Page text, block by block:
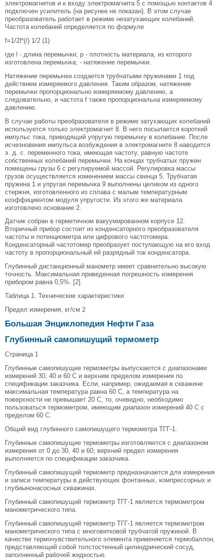
электромагнитов и к входу электромагнита 5 с помощью контактов 4
подключен усилитель (на рисунке не показан). В этом случае
преобразователь работает в режиме незатухающих колебаний.
Частота колебаний определяется по формуле
f=1/2l*(/) 1/2 (1)
где l - длина перемычки; р - плотность материала, из которого
изготовлена перемычка; - натяжение перемычки.
Натяжение перемычки создается трубчатыми пружинами 1 под
действием измеряемого давления. Таким образом, натяжение
перемычки пропорционально измеряемому давлению, а
следовательно, и частота f также пропорциональна измеряемому
давлению.
В случае работы преобразователя в режиме затухающих колебаний
используется только электромагнит 8. В него посылается короткий
импульс тока, приводящий упругую перемычку в колебание. После
исчезновения импульса возбуждения в электромагните 8 наводится
э. д. с. переменного тока, имеющая частоту, равную частоте
собственных колебаний перемычки. На концах трубчатых пружин
помещены грузы 6 с регулируемой массой. Регулировка массы
грузов осуществляется изменением массы свинца 5. Трубчатая
пружина 1 и упругая перемычка 9 выполнены целиком из одного
стержня, изготовленного из сплава с малым температурным
коэффициентом модуля упругости. Из этого же материала
изготовлено основание 2.
Датчик собран в герметичном вакуумированном корпусе 12.
Вторичный прибор состоит из конденсаторного преобразователя
частоты и потенциометра или цифрового частотомера.
Конденсаторный частотомер преобразует поступающую на его вход
частоту в пропорциональный ей разрядный ток конденсатора.
Глубинный дистанционный манометр имеет сравнительно высокую
точность. Максимальная приведенная погрешность измерения
прибором равна 0,5%. [2].
Таблица 1. Технические характеристики
Предел измерения, кг/см 2
Большая Энциклопедия Нефти Газа
Глубинный самопишущий термометр
Страница 1
Глубинные самопишущие термометры выпускаются с диапазонами
измерений 30; 40 и 60 С и верхним пределом измерения по
спецификации заказчика. Если, например, ожидаемая в скважине
максимальная температура равна 60 С, а температура на
поверхности не превышает 20 С, то, очевидно, необходимо
пользоваться термометром, имеющим диапазон измерений 40 С с
пределом 60 С.
Общий вид глубинного самопишущего термометра ТГГ-1.
Глубинные самопишущие термометры изготовляются с диапазоном
измерения от 0 до 30, 40 и 60; верхний предел измерения
выполняется по спецификации заказчика.
Глубинный самопишущий термометр предназначается для измерения
и записи температуры в действующих фонтанных, компрессорных и
глубиынонасосных скважинах.
Глубинный самопишущий термометр ТГГ-1 является термометром
манометрического типа.
Глубинный самопишущий термометр ТГГ-1 является термометром
манометрического типа с многовитковой трубчатой пружиной. В
качестве термочувствительного элемента применяется термобаллон,
представляющий собой толстостенный цилиндрический сосуд,
заполненный рабочей жидкостью.